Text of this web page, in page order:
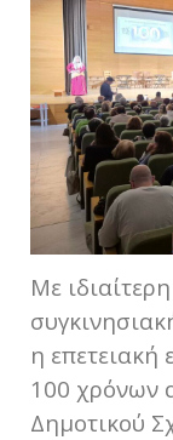
Με
η
100 χρόνων
Δημοτικού